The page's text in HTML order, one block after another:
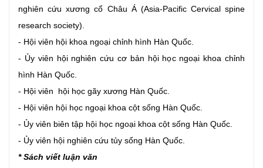
nghiên cứu xương cổ Châu Á (Asia-Pacific Cervical spine
research society).
- Hội viên hội khoa ngoại chỉnh hình Hàn Quốc.
- Ủy viên hội nghiên cứu cơ bản hội học ngoại khoa chỉnh
hình Hàn Quốc.
- Hội viên hội học gãy xương Hàn Quốc.
- Hội viên hội học ngoại khoa cột sống Hàn Quốc.
- Ủy viên biên tập hội học ngoại khoa cột sống Hàn Quốc.
- Ủy viên hội nghiên cứu tủy sống Hàn Quốc.
* Sách viết luận văn